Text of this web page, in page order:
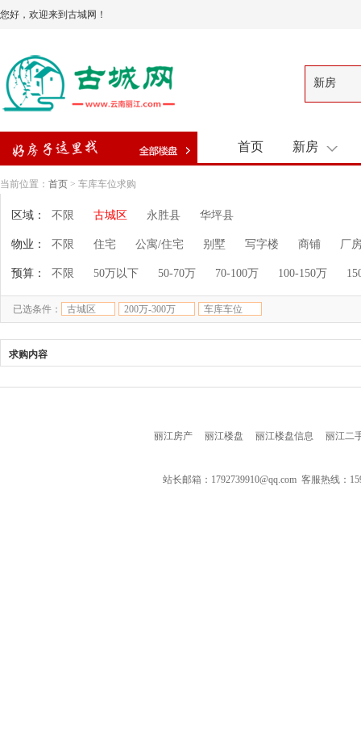
您好，欢迎来到古城网！
新房
首页 新房
当前位置： 首页 > 车库车位求购
区域： 不限 古城区 永胜县 华坪县
物业： 不限 住宅 公寓/住宅 别墅 写字楼 商铺 厂
预算： 不限 50万以下 50-70万 70-100万 100-150万
已选条件： 古城区 200万-300万 车库车位
求购内容
丽江房产 丽江楼盘 丽江楼盘信息 丽江二
站长邮箱：1792739910@qq.com 客服热线：